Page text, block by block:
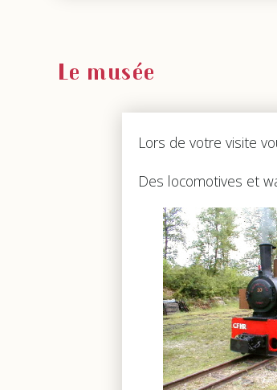
Le musée
Lors de votre visite
Des locomotives et